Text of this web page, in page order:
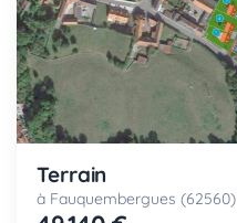
Terrain
à Fauquembergues (62560)